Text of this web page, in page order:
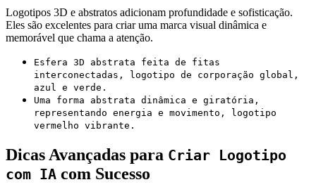
Logotipos 3D e abstratos adicionam profundidade e sofisticação.
Eles são excelentes para criar uma marca visual dinâmica e
memorável que chama a atenção.
Esfera 3D abstrata feita de fitas
interconectadas, logotipo de corporação global,
azul e verde.
Uma forma abstrata dinâmica e giratória,
representando energia e movimento, logotipo
vermelho vibrante.
Dicas Avançadas para Criar Logotipo
com IA com Sucesso